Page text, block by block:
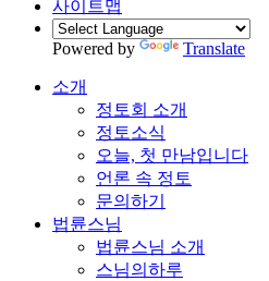
사이트맵
Powered by Translate
소개
정토회 소개
정토소식
오늘, 첫 만남입니다
언론 속 정토
문의하기
법륜스님
법륜스님 소개
스님의하루